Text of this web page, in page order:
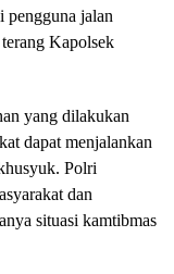
pengguna jalan
Kapolsek
yang dilakukan
dapat menjalankan
Polri
dan
situasi kamtibmas